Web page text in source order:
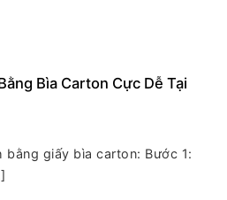
Bìa Carton Cực Dễ Tại
bằng giấy bìa carton: Bước 1: